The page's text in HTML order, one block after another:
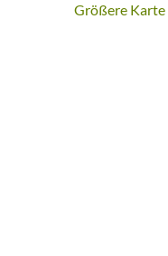
Größere Karte